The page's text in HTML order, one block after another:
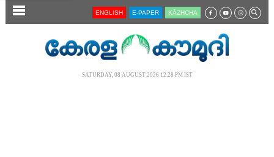
SECTIONS ENGLISH E-PAPER KĀZHCHA
SATURDAY, 08 AUGUST 2026 12.28 PM IST